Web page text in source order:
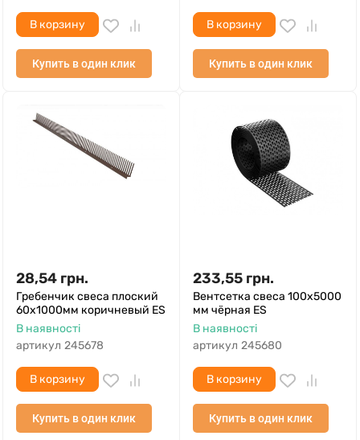
В корзину
Купить в один клик
В корзину
Купить в один клик
28,54 грн.
Гребенчик свеса плоский
60х1000мм коричневый ES
В наявності
артикул 245678
В корзину
Купить в один клик
233,55 грн.
Вентсетка свеса 100х5000
мм чёрная ES
В наявності
артикул 245680
В корзину
Купить в один клик